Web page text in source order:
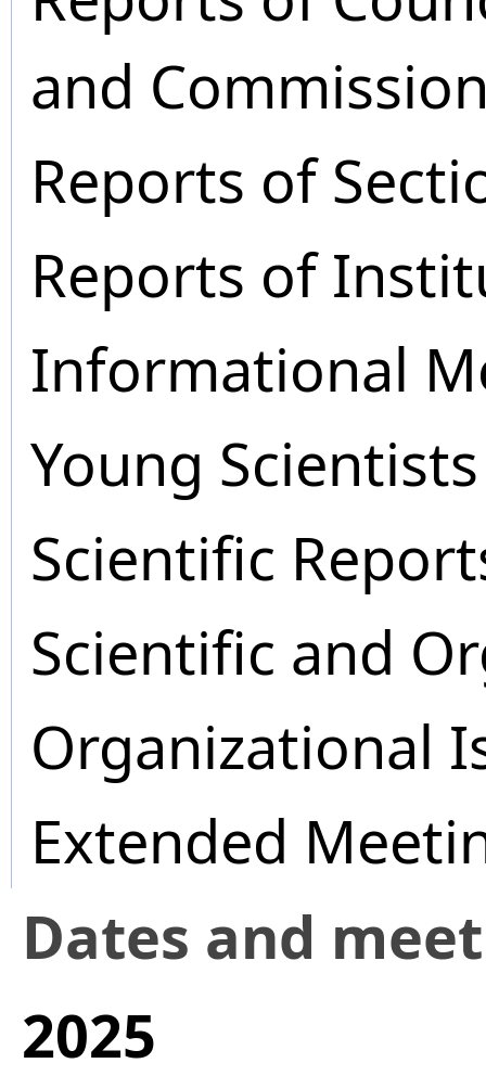
and
Reports of
Reports of
Informational
Young
Scientific
Scientific and
Organizational
Extended
Dates and
2025